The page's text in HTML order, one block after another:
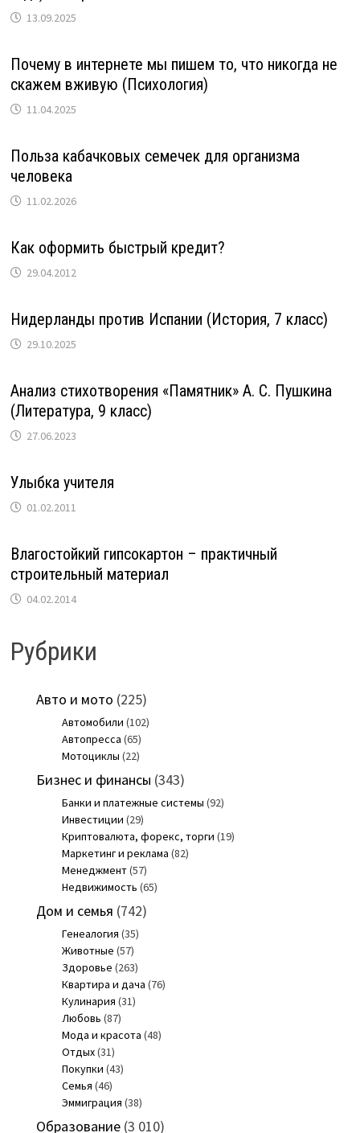
13.09.2025
Почему в интернете мы пишем то, что никогда не
скажем вживую (Психология)
11.04.2025
Польза кабачковых семечек для организма
человека
11.02.2026
Как оформить быстрый кредит?
29.04.2012
Нидерланды против Испании (История, 7 класс)
29.10.2025
Анализ стихотворения «Памятник» А. С. Пушкина
(Литература, 9 класс)
27.06.2023
Улыбка учителя
01.02.2011
Влагостойкий гипсокартон – практичный
строительный материал
04.02.2014
Рубрики
Авто и мото (225)
Автомобили (102)
Автопресса (65)
Мотоциклы (22)
Бизнес и финансы (343)
Банки и платежные системы (92)
Инвестиции (29)
Криптовалюта, форекс, торги (19)
Маркетинг и реклама (82)
Менеджмент(57)
Недвижимость (65)
Дом и семья (742)
Генеалогия (35)
Животные (57)
Здоровье (263)
Квартира и дача (76)
Кулинария (31)
Любовь (87)
Мода и красота (48)
Отдых(31)
Покупки (43)
Семья (46)
Эммиграция (38)
Образование(3 010)